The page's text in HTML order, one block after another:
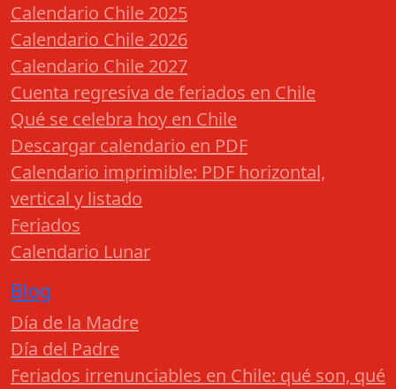
Calendario Chile 2025
Calendario Chile 2026
Calendario Chile 2027
Cuenta regresiva de feriados en Chile
Qué se celebra hoy en Chile
Descargar calendario en PDF
Calendario imprimible: PDF horizontal,
vertical y listado
Feriados
Calendario Lunar
Blog
Día de la Madre
Día del Padre
Feriados irrenunciables en Chile: qué son, qué